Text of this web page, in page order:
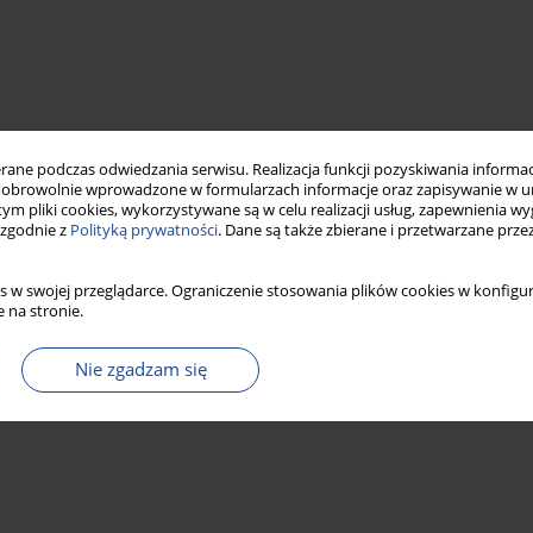
podczas odwiedzania serwisu. Realizacja funkcji pozyskiwania
wprowadzone w formularzach informacje oraz zapisywanie w
pliki cookies, wykorzystywane są w celu realizacji usług, zapewnienia
z Polityką prywatności. Dane są także zbierane i przetwarzane
w swojej przeglądarce. Ograniczenie stosowania plików cookies w
na stronie.
Nie zgadzam się
measles epidemiology
vaccinations